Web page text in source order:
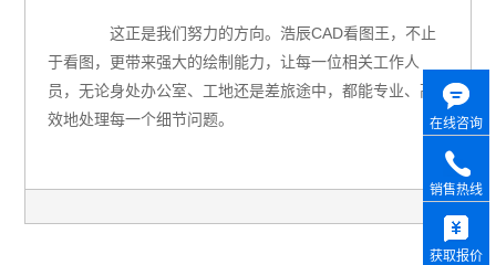
这正是我们努力的方向。浩辰CAD看图王，不止
于看图，更带来强大的绘制能力，让每一位相关工作人
员，无论身处办公室、工地还是差旅途中，都能专业、高
效地处理每一个细节问题。
在线咨询
销售热线
获取报价